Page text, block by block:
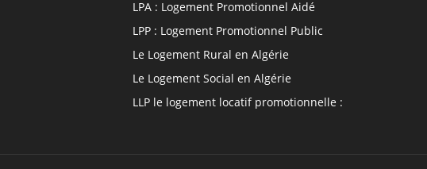
LPA : Logement Promotionnel Aidé
LPP : Logement Promotionnel Public
Le Logement Rural en Algérie
Le Logement Social en Algérie
LLP le logement locatif promotionnelle :